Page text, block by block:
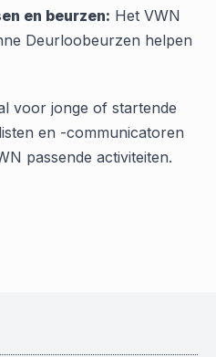
en beurzen: Het VWN
Deurloobeurzen helpen
voor jonge of startende
en -communicatoren
passende activiteiten.